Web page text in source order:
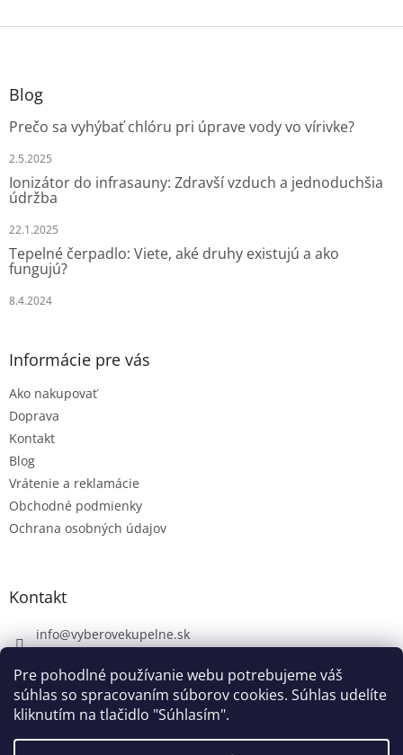
Pre pohodlné používanie webu potrebujeme váš
súhlas so spracovaním súborov cookies. Súhlas udelíte
kliknutím na tlačidlo "Súhlasím".
Z
Blog
Prečo sa vyhýbať chlóru pri úprave vody vo vírivke?
2.5.2025
Ionizátor do infrasauny: Zdravší vzduch a jednoduchšia
údržba
22.1.2025
Tepelné čerpadlo: Viete, aké druhy existujú a ako
fungujú?
8.4.2024
Informácie pre vás
Ako nakupovať
Doprava
Kontakt
Blog
Vrátenie a reklamácie
Obchodné podmienky
Ochrana osobných údajov
Kontakt
info@vyberovekupelne.sk
https://www.facebook.com/vyberovekoupelny/